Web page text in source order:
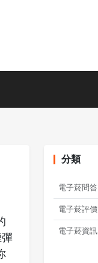
分類
電子菸問答
電子菸評價
電子菸資訊